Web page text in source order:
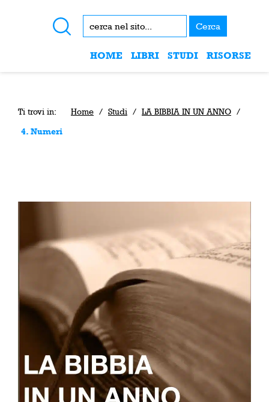
Cerca
HOME LIBRI STUDI RISORSE
Ti trovi in: Home / Studi / LA BIBBIA IN UN ANNO /
4. Numeri